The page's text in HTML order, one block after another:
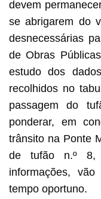
devem
se abrigarem do
desnecessárias
de Obras
estudo dos
recolhidos no
passagem do
ponderar, em
trânsito na Ponte
de tufão n.º 8,
informações,
tempo oportuno.